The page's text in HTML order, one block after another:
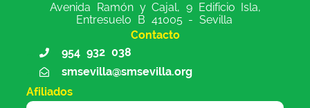
Avenida Ramón y Cajal, 9 Edificio Isla,
Entresuelo B 41005 - Sevilla
Contacto
954 932 038
smsevilla@smsevilla.org
Afiliados